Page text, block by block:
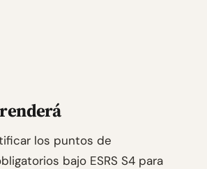
los puntos de
bajo ESRS S4 para